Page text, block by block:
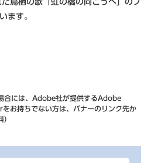
鳥栖の歌「虹の橋の向こうへ」のプ
ます。
合には、Adobe社が提供するAdobe
お持ちでない方は、バナーのリンク先か